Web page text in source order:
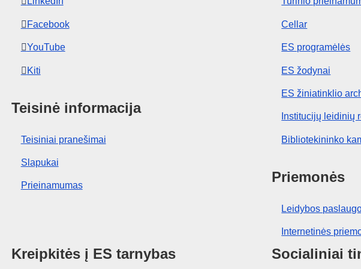
Facebook
YouTube
Kiti
Teisinė informacija
Teisiniai pranešimai
Slapukai
Prieinamumas
Cellar
ES programėlės
ES žodynai
ES žiniatinklio
Institucijų leidinių
Bibliotekininko
Priemonės
Leidybos
Internetinės
Kreipkitės į ES tarnybas Socialiniai